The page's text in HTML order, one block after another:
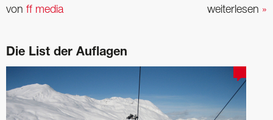
weiterlesen »
von ff media
Die List der Auflagen